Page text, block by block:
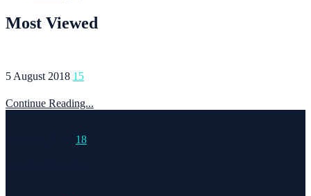
Most Viewed
5 August 2018 15
Continue Reading...
18